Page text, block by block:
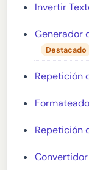
Invertir
Generador
Destacado
Repetición
Repetición